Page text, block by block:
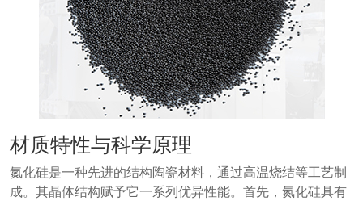
材质特性与科学原理
氮化硅是一种先进的结构陶瓷材料，通过高温烧结等工艺制
成。其晶体结构赋予它一系列优异性能。首先，氮化硅具有